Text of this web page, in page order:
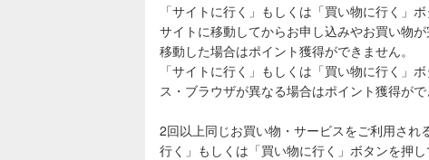
「サイトに行く」もしくは「買い物に行く」
サイトに移動してからお申し込みやお買い物
移動した場合はポイント獲得ができません。
「サイトに行く」もしくは「買い物に行く」
ス・ブラウザが異なる場合はポイント獲得がで
2回以上同じお買い物・サービスをご利用さ
行く」もしくは「買い物に行く」ボタンを押し